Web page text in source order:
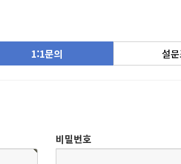
1:1문의 설
비밀번호